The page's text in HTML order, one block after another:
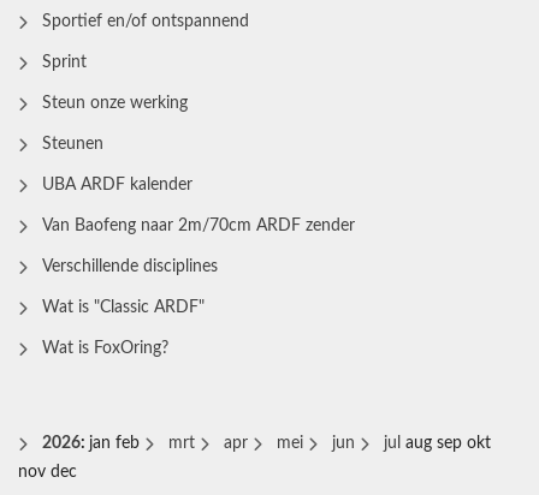
Sportief en/of ontspannend
Sprint
Steun onze werking
Steunen
UBA ARDF kalender
Van Baofeng naar 2m/70cm ARDF zender
Verschillende disciplines
Wat is "Classic ARDF"
Wat is FoxOring?
2026: jan feb mrt apr mei jun jul aug sep okt
nov dec